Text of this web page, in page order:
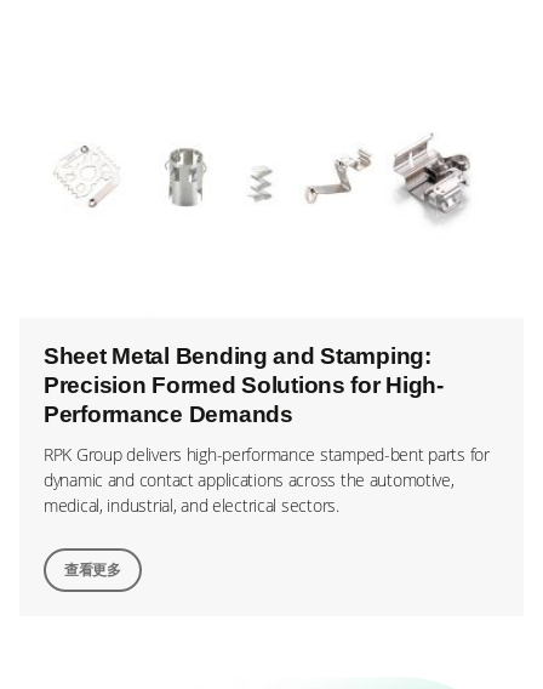
Sheet Metal Bending and Stamping:
Precision Formed Solutions for High-
Performance Demands
RPK Group delivers high-performance stamped-bent parts for
dynamic and contact applications across the automotive,
medical, industrial, and electrical sectors.
查看更多